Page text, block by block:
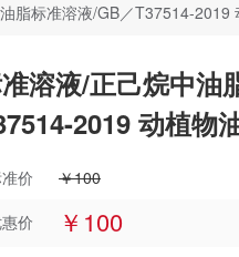
脂标准溶液/GB／T37514-2019
溶液/正己烷中油
2019 动植物
价
￥100
价
￥100